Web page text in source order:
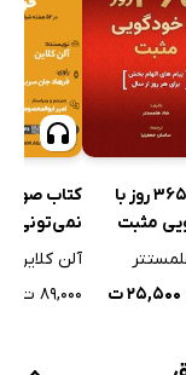
کتاب 365 روز با
مثبت
۲۵,۵۰۰ ت
کتاب
نمی‌تونی
خراب کنی
آلن کلاین
۸۹,۰۰۰ ت